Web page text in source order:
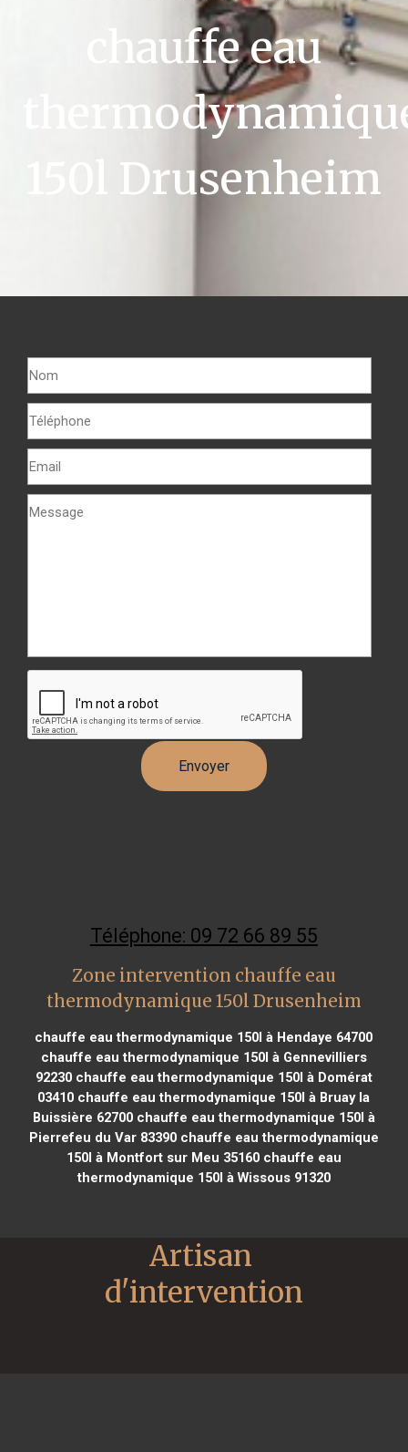
chauffe eau
150l Drusenheim
Téléphone: 09 72 66 89 55
Zone intervention chauffe eau
thermodynamique 150l Drusenheim
chauffe eau thermodynamique 150l à Hendaye 64700
chauffe eau thermodynamique 150l à Gennevilliers
92230chauffe eau thermodynamique 150l à Domérat
03410 chauffe eau thermodynamique 150l à Bruay la
Buissière 62700chauffe eau thermodynamique 150l à
Pierrefeu du Var 83390chauffe eau thermodynamique
150l à Montfort sur Meu 35160chauffe eau
thermodynamique 150l à Wissous 91320
Artisan
d'intervention